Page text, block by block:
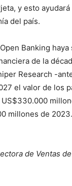
y esto
del país.
Banking haya
de la
Research -
el valor de los
millones de
de Ventas